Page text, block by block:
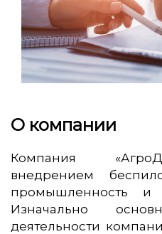
О компании
Компания
внедрением
промышленность и
Изначально
деятельности